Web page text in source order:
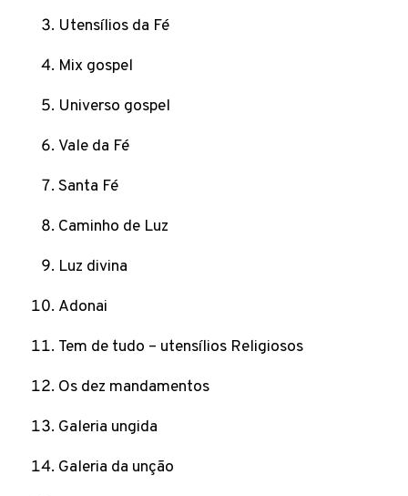
Utensílios da Fé
Mix gospel
Universo gospel
Vale da Fé
Santa Fé
Caminho de Luz
Luz divina
Adonai
Tem de tudo – utensílios Religiosos
Os dez mandamentos
Galeria ungida
Galeria da unção